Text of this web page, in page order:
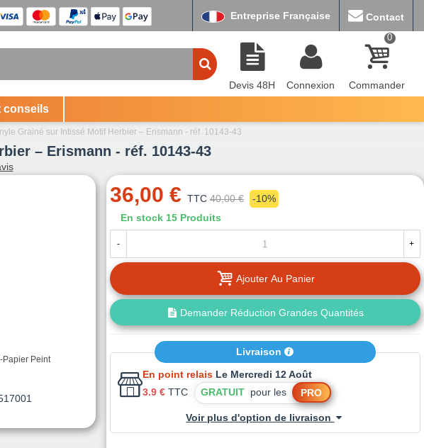
Entreprise Française Contact
Devis 48H Connexion
0
Commander
conseils
Grainé sur Intissé Motif Herbier – Erismann - réf. 10143-43
– Erismann - réf. 10143-43
Papier Peint
36,00 € TTC 40,00 €
-10%
En stock 15 Produits
- +
Ajouter Au Panier
Demander Réduction Grandes Quantités
Livraison
En point relais Le Mercredi 12 Août
3.9 € TTC GRATUITpour les PRO
Voir plus d'option de livraison